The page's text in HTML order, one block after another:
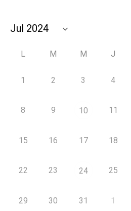
L M M J
1 2 3 4
8 9 10 11
15 16 17 18
22 23 24 25
29 30 31 1